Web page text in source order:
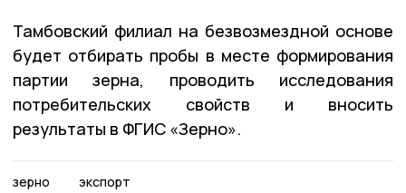
Тамбовский филиал на безвозмездной основе
будет отбирать пробы в месте формирования
партии зерна, проводить исследования
потребительских свойств и вносить
результаты в ФГИС «Зерно».
зерно экспорт